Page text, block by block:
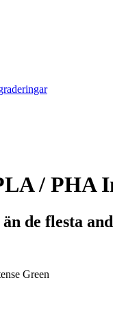
/ PHA
de flesta
Green